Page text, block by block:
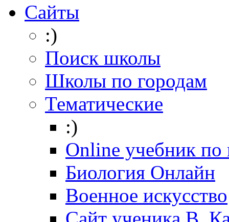
Сайты
:)
Поиск школы
Школы по городам
Тематические
:)
Online учебник по
Биология Онлайн
Военное искусство